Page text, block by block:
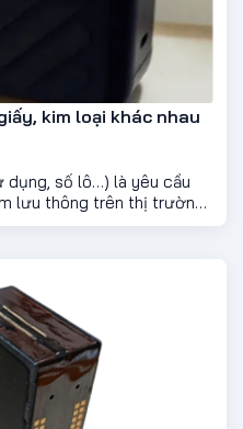
kim loại khác nhau
dụng, số lô…) là yêu cầu
lưu thông trên thị trường.
lại có đặc điểm khác nhau,